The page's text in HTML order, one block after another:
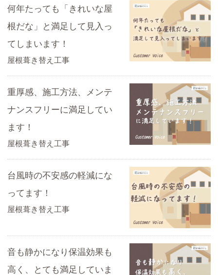
何年たっても「きれいな屋
根だな」と満足して見入っ
てしまいます！
屋根葺き替え工事
重厚感、施工方法、メンテ
ナンスフリーに満足してい
ます！
屋根葺き替え工事
台風時の不安感の軽減にな
ってます！
屋根葺き替え工事
音も静かになり保温効果も
高く、とても満足していま